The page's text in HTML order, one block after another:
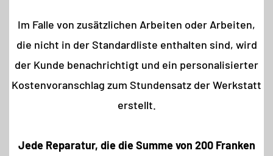
Im Falle von zusätzlichen Arbeiten oder Arbeiten,
die nicht in der Standardliste enthalten sind, wird
der Kunde benachrichtigt und ein personalisierter
Kostenvoranschlag zum Stundensatz der Werkstatt
erstellt.
Jede Reparatur, die die Summe von 200 Franken